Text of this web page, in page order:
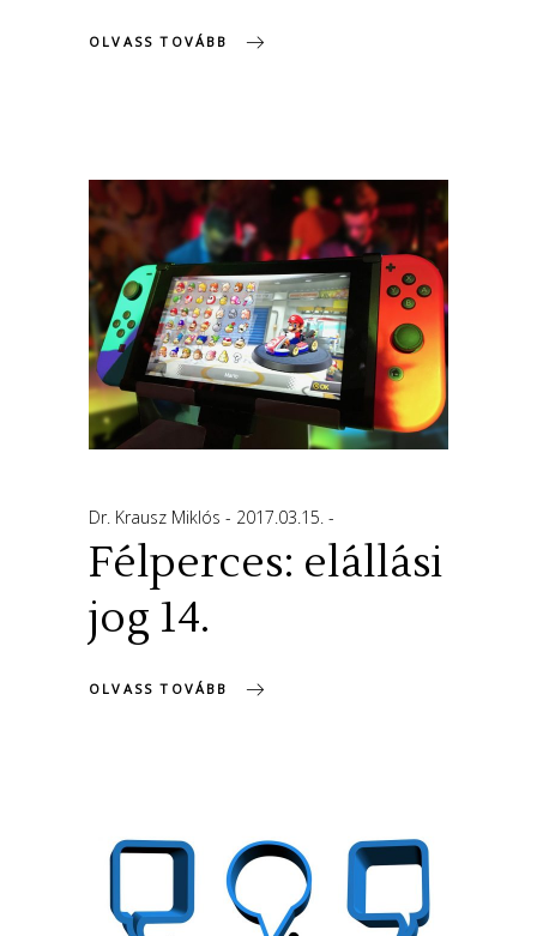
OLVASS TOVÁBB
Dr. Krausz Miklós 2017.03.15.
Félperces: elállási
jog 14.
OLVASS TOVÁBB